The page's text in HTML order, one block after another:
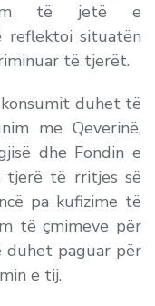
të jetë e
reflektoi situatën
të tjerët.
duhet të
me Qeverinë,
dhe Fondin e
tjerë të rritjes së
pa kufizime të
të çmimeve për
paguar për
e tij.